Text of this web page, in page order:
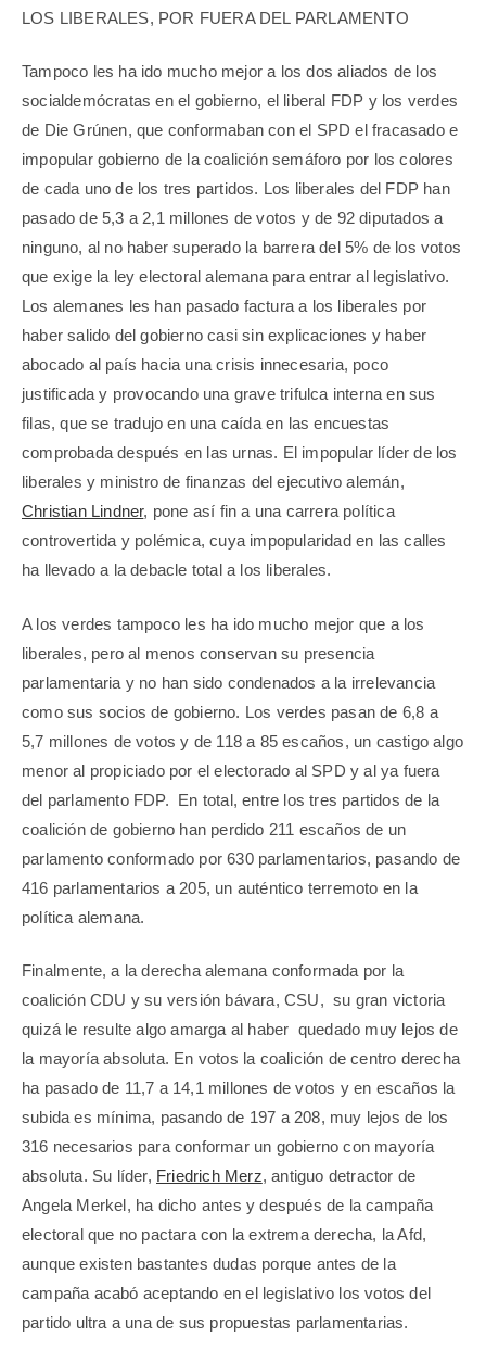
LOS LIBERALES, POR FUERA DEL PARLAMENTO
Tampoco les ha ido mucho mejor a los dos aliados de los
socialdemócratas en el gobierno, el liberal FDP y los verdes
de Die Grúnen, que conformaban con el SPD el fracasado e
impopular gobierno de la coalición semáforo por los colores
de cada uno de los tres partidos. Los liberales del FDP han
pasado de 5,3 a 2,1 millones de votos y de 92 diputados a
ninguno, al no haber superado la barrera del 5% de los votos
que exige la ley electoral alemana para entrar al legislativo.
Los alemanes les han pasado factura a los liberales por
haber salido del gobierno casi sin explicaciones y haber
abocado al país hacia una crisis innecesaria, poco
justificada y provocando una grave trifulca interna en sus
filas, que se tradujo en una caída en las encuestas
comprobada después en las urnas. El impopular líder de los
liberales y ministro de finanzas del ejecutivo alemán,
Christian Lindner, pone así fin a una carrera política
controvertida y polémica, cuya impopularidad en las calles
ha llevado a la debacle total a los liberales.
A los verdes tampoco les ha ido mucho mejor que a los
liberales, pero al menos conservan su presencia
parlamentaria y no han sido condenados a la irrelevancia
como sus socios de gobierno. Los verdes pasan de 6,8 a
5,7 millones de votos y de 118 a 85 escaños, un castigo algo
menor al propiciado por el electorado al SPD y al ya fuera
del parlamento FDP. En total, entre los tres partidos de la
coalición de gobierno han perdido 211 escaños de un
parlamento conformado por 630 parlamentarios, pasando de
416 parlamentarios a 205, un auténtico terremoto en la
política alemana.
Finalmente, a la derecha alemana conformada por la
coalición CDU y su versión bávara, CSU, su gran victoria
quizá le resulte algo amarga al haber quedado muy lejos de
la mayoría absoluta. En votos la coalición de centro derecha
ha pasado de 11,7 a 14,1 millones de votos y en escaños la
subida es mínima, pasando de 197 a 208, muy lejos de los
316 necesarios para conformar un gobierno con mayoría
absoluta. Su líder, Friedrich Merz, antiguo detractor de
Angela Merkel, ha dicho antes y después de la campaña
electoral que no pactara con la extrema derecha, la Afd,
aunque existen bastantes dudas porque antes de la
campaña acabó aceptando en el legislativo los votos del
partido ultra a una de sus propuestas parlamentarias.